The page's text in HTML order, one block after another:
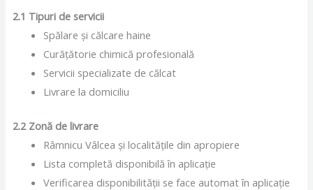
2.1 Tipuri de servicii
Spălare și călcare haine
Curățătorie chimică profesională
Servicii specializate de călcat
Livrare la domiciliu
2.2 Zonă de livrare
Râmnicu Vâlcea și localitățile din apropiere
Lista completă disponibilă în aplicație
Verificarea disponibilității se face automat în aplicație